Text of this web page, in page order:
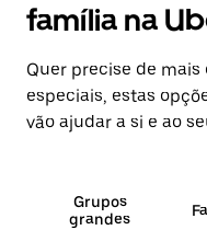
família na
Quer precise de
especiais, estas
vão ajudar a si e ao
Grupos
grandes